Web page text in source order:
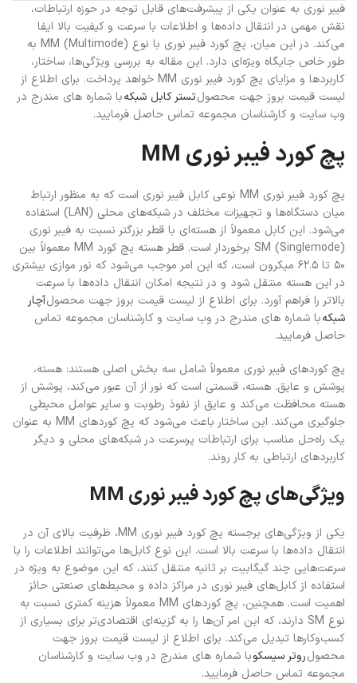
فیبر نوری به عنوان یکی از پیشرفت‌های قابل توجه در حوزه ارتباطات،
نقش مهمی در انتقال داده‌ها و اطلاعات با سرعت و کیفیت بالا ایفا
می‌کند. در این میان، پچ کورد فیبر نوری با نوع MM (Multimode) به
طور خاص جایگاه ویژه‌ای دارد. این مقاله به بررسی ویژگی‌ها، ساختار،
کاربردها و مزایای پچ کورد فیبر نوری MM خواهد پرداخت. برای اطلاع از
لیست قیمت بروز جهت محصولتستر کابل شبکهبا شماره های مندرج در
وب سایت و کارشناسان مجموعه تماس حاصل فرمایید.
پچ کورد فیبر نوری MM
پچ کورد فیبر نوری MM نوعی کابل فیبر نوری است که به منظور ارتباط
میان دستگاه‌ها و تجهیزات مختلف در شبکه‌های محلی (LAN) استفاده
می‌شود. این کابل معمولاً از هسته‌ای با قطر بزرگتر نسبت به فیبر نوری
SM (Singlemode) برخوردار است. قطر هسته پچ کورد MM معمولاً بین
50 تا 62.5 میکرون است، که این امر موجب می‌شود که نور موازی بیشتری
در این هسته منتقل شود و در نتیجه امکان انتقال داده‌ها با سرعت
بالاتر را فراهم آورد. برای اطلاع از لیست قیمت بروز جهت محصولآچار
شبکهبا شماره های مندرج در وب سایت و کارشناسان مجموعه تماس
حاصل فرمایید.
پچ کوردهای فیبر نوری معمولاً شامل سه بخش اصلی هستند: هسته،
پوشش و عایق. هسته، قسمتی است که نور از آن عبور می‌کند، پوشش از
هسته محافظت می‌کند و عایق از نفوذ رطوبت و سایر عوامل محیطی
جلوگیری می‌کند. این ساختار باعث می‌شود که پچ کوردهای MM به عنوان
یک راه‌حل مناسب برای ارتباطات پرسرعت در شبکه‌های محلی و دیگر
کاربردهای ارتباطی به کار روند.
ویژگی‌های پچ کورد فیبر نوری MM
یکی از ویژگی‌های برجسته پچ کورد فیبر نوری MM، ظرفیت بالای آن در
انتقال داده‌ها با سرعت بالا است. این نوع کابل‌ها می‌توانند اطلاعات را با
سرعت‌هایی چند گیگابیت بر ثانیه منتقل کنند، که این موضوع به ویژه در
استفاده از کابل‌های فیبر نوری در مراکز داده و محیط‌های صنعتی حائز
اهمیت است. همچنین، پچ کوردهای MM معمولاً هزینه کمتری نسبت به
نوع SM دارند، که این امر آن‌ها را به گزینه‌ای اقتصادی‌تر برای بسیاری از
کسب‌وکارها تبدیل می‌کند. برای اطلاع از لیست قیمت بروز جهت
محصولروتر سیسکوبا شماره های مندرج در وب سایت و کارشناسان
مجموعه تماس حاصل فرمایید.